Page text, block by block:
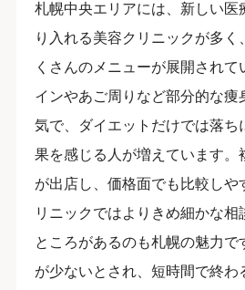
札幌中央エリアには、新しい医
り入れる美容クリニックが多く
くさんのメニューが展開されて
インやあご周りなど部分的な痩
気で、ダイエットだけでは落ち
果を感じる人が増えています。
が出店し、価格面でも比較しや
リニックではよりきめ細かな相
ところがあるのも札幌の魅力で
が少ないとされ、短時間で終わ